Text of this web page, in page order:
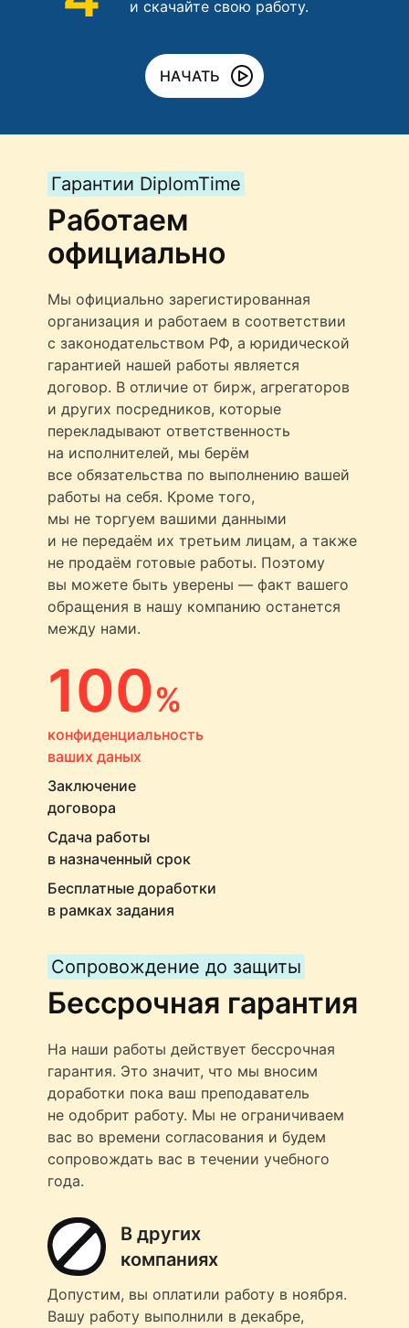
и скачайте свою работу.
НАЧАТЬ
Гарантии DiplomTime
Работаем
официально
Мы официально зарегистированная
организация и работаем в соответствии
с законодательством РФ, а юридической
гарантией нашей работы является
договор. В отличие от бирж, агрегаторов
и других посредников, которые
перекладывают ответственность
на исполнителей, мы берём
все обязательства по выполнению вашей
работы на себя. Кроме того,
мы не торгуем вашими данными
и не передаём их третьим лицам, а также
не продаём готовые работы. Поэтому
вы можете быть уверены — факт вашего
обращения в нашу компанию останется
между нами.
100%
конфиденциальность
ваших даных
Заключение
договора
Сдача работы
в назначенный срок
Бесплатные доработки
в рамках задания
Сопровождение до защиты
Бессрочная гарантия
На наши работы действует бессрочная
гарантия. Это значит, что мы вносим
доработки пока ваш преподаватель
не одобрит работу. Мы не ограничиваем
вас во времени согласования и будем
сопровождать вас в течении учебного
года.
В других
компаниях
Допустим, вы оплатили работу в ноября.
Вашу работу выполнили в декабре,